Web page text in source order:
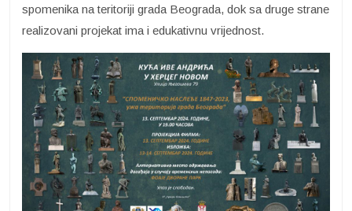
spomenika na teritoriji grada Beograda, dok sa druge strane
realizovani projekat ima i edukativnu vrijednost.